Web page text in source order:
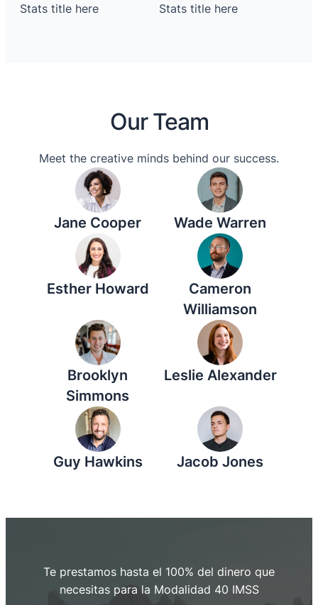
Stats title here Stats title here
Our Team
Meet the creative minds behind our success.
Jane Cooper Wade Warren
Esther Howard
Cameron
Williamson
Brooklyn
Simmons
Leslie Alexander
Guy Hawkins Jacob Jones
Te prestamos hasta el 100% del dinero que
necesitas para la Modalidad 40 IMSS